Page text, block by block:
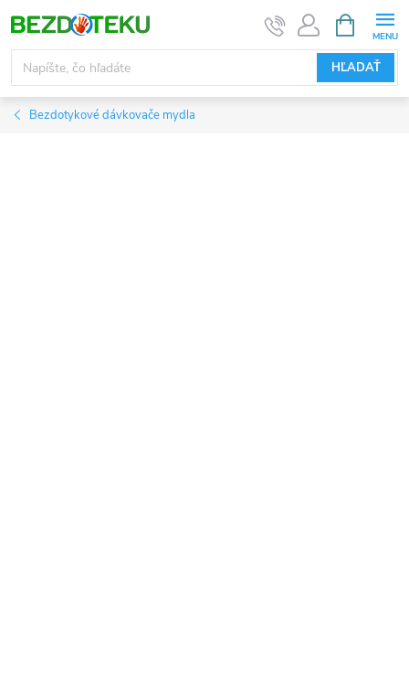
na
obsah
HĽADAŤ
KOŠÍK
Bezdotykové dávkovače mydla